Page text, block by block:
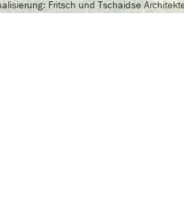
Fritsch und Tschaidse